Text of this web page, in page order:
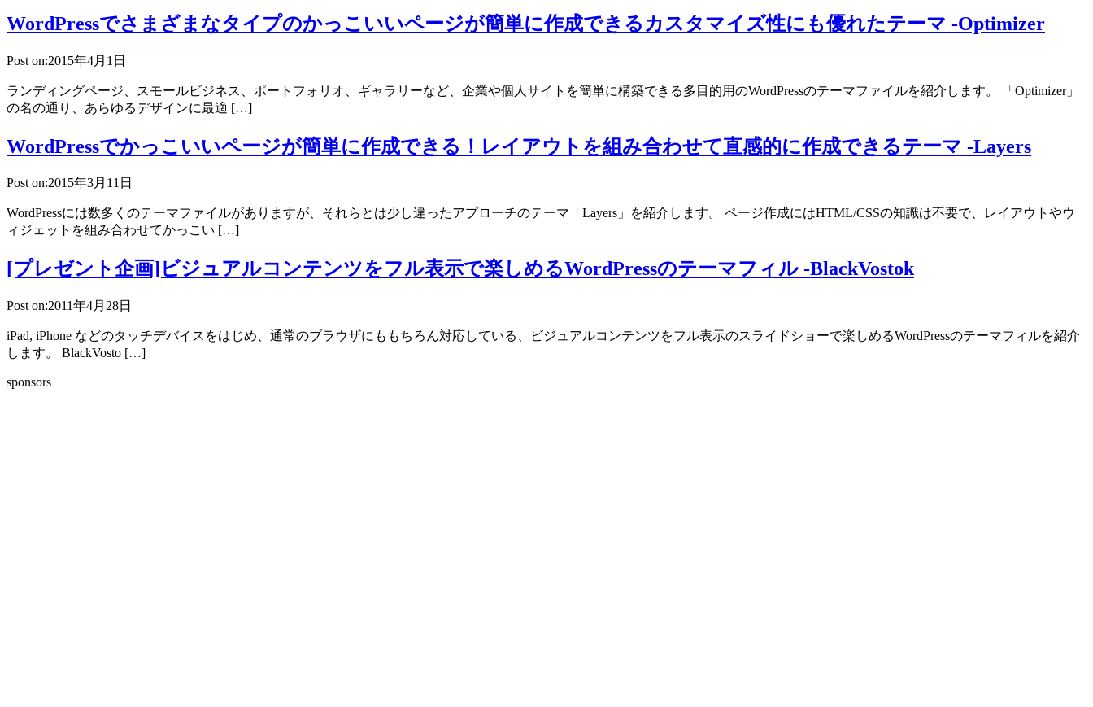
WordPressでさまざまなタイプのかっこいいページが簡単に作成できるカスタマイズ性にも優れたテーマ -Optimizer
Post on:2015年4月1日
ランディングページ、スモールビジネス、ポートフォリオ、ギャラリーなど、企業や個人サイトを簡単に構築できる多目的用のWordPressのテーマファイルを紹介します。 「Optimizer」
の名の通り、あらゆるデザインに最適 […]
WordPressでかっこいいページが簡単に作成できる！レイアウトを組み合わせて直感的に作成できるテーマ -Layers
Post on:2015年3月11日
WordPressには数多くのテーマファイルがありますが、それらとは少し違ったアプローチのテーマ「Layers」を紹介します。 ページ作成にはHTML/CSSの知識は不要で、レイアウトやウ
ィジェットを組み合わせてかっこい […]
[プレゼント企画]ビジュアルコンテンツをフル表示で楽しめるWordPressのテーマフィル -BlackVostok
Post on:2011年4月28日
iPad, iPhone などのタッチデバイスをはじめ、通常のブラウザにももちろん対応している、ビジュアルコンテンツをフル表示のスライドショーで楽しめるWordPressのテーマフィルを紹介
します。 BlackVosto […]
sponsors